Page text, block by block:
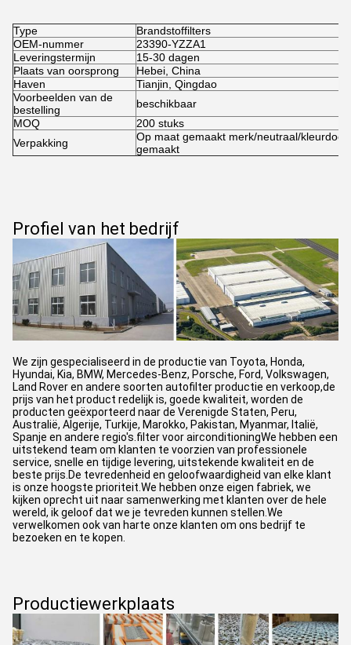
Type
Brandstoffilters
OEM-nummer
23390-YZZA1
Leveringstermijn
15-30 dagen
Plaats van oorsprong
Hebei, China
Haven
Tianjin, Qingdao
Voorbeelden van de
bestelling
beschikbaar
MOQ
200 stuks
Verpakking
Op maat gemaakt merk/neutraal/
gemaakt
Profiel van het bedrijf
We zijn gespecialiseerd in de productie van Toyota, Honda,
Hyundai, Kia, BMW, Mercedes-Benz, Porsche, Ford, Volkswagen,
Land Rover en andere soorten autofilter productie en verkoop,de
prijs van het product redelijk is, goede kwaliteit, worden de
producten geëxporteerd naar de Verenigde Staten, Peru,
Australië, Algerije, Turkije, Marokko, Pakistan, Myanmar, Italië,
Spanje en andere regio's.filter voor airconditioningWe hebben een
uitstekend team om klanten te voorzien van professionele
service, snelle en tijdige levering, uitstekende kwaliteit en de
beste prijs.De tevredenheid en geloofwaardigheid van elke klant
is onze hoogste prioriteit.We hebben onze eigen fabriek, we
kijken oprecht uit naar samenwerking met klanten over de hele
wereld, ik geloof dat we je tevreden kunnen stellen.We
verwelkomen ook van harte onze klanten om ons bedrijf te
bezoeken en te kopen.
Productiewerkplaats